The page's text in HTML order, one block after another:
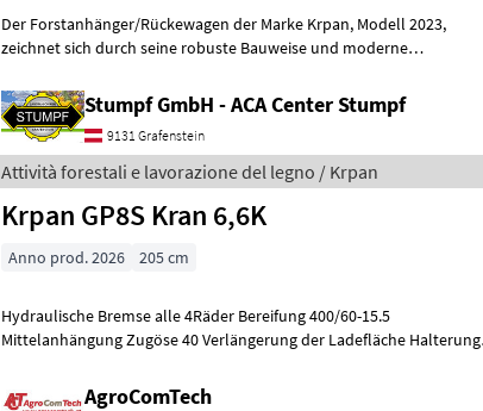
Der Forstanhänger/Rückewagen der Marke Krpan, Modell 2023,
zeichnet sich durch seine robuste Bauweise und moderne
Stumpf GmbH - ACA Center Stumpf
9131 Grafenstein
Attività forestali e lavorazione del legno / Krpan
Krpan GP8S Kran 6,6K
Anno prod. 2026 205 cm
Hydraulische Bremse alle 4Räder Bereifung 400/60-15.5
Mittelanhängung Zugöse 40 Verlängerung der Ladefläche Halterung
AgroComTech